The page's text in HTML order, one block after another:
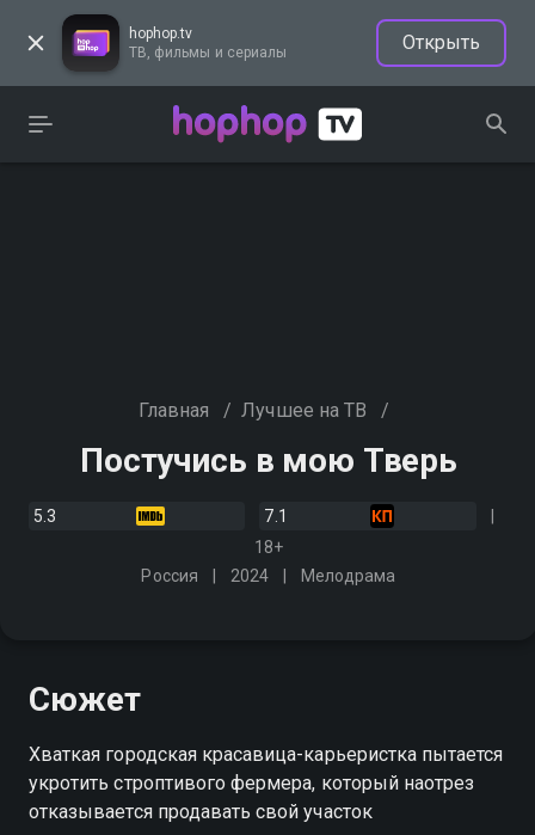
hophop.tv
ТВ, фильмы и сериалы
Открыть
Главная / Лучшее на ТВ /
Постучись в мою Тверь
5.3
7.1
18+
Россия
2024 Мелодрама
Сюжет
Хваткая городская красавица-карьеристка пытается
укротить строптивого фермера, который наотрез
отказывается продавать свой участок